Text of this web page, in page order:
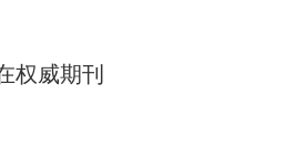
权威期刊